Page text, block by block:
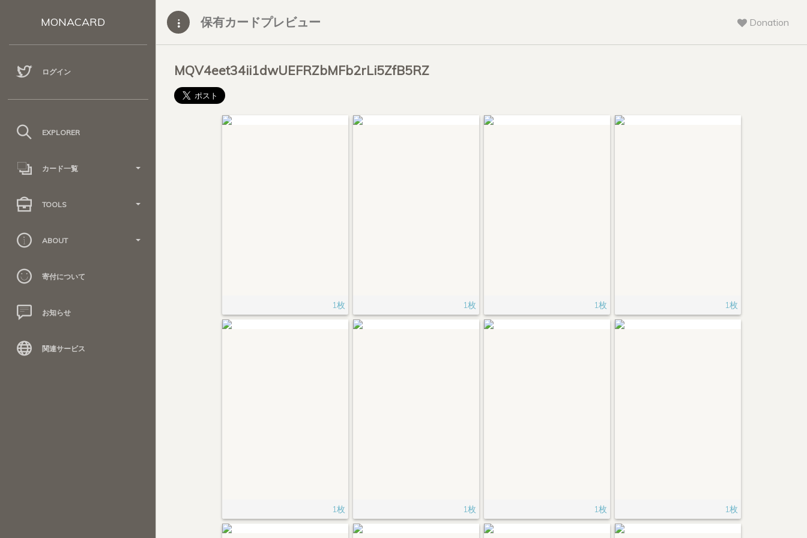
MONACARD
ログイン
EXPLORER
カード一覧
TOOLS
ABOUT
寄付について
お知らせ
関連サービス
保有カードプレビュー Donation
MQV4eet34ii1dwUEFRZbMFb2rLi5ZfB5RZ
1枚 1枚 1枚 1枚
1枚 1枚 1枚 1枚